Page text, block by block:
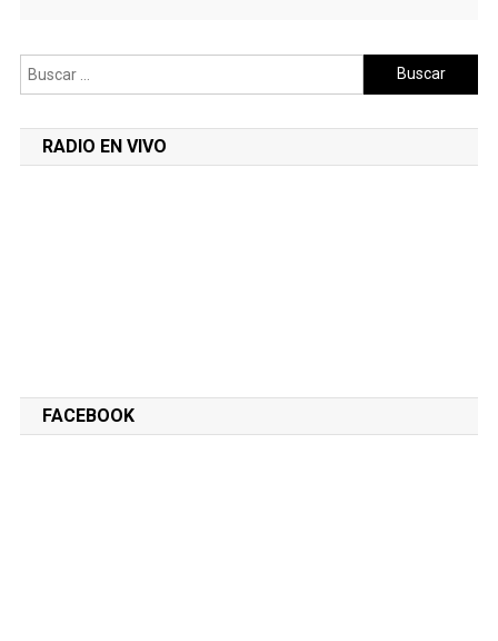
Buscar:
RADIO EN VIVO
FACEBOOK